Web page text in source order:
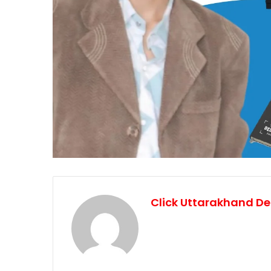
Click Uttarakhand